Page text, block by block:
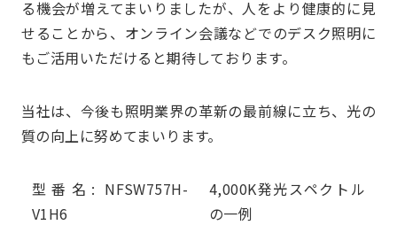
る機会が増えてまいりましたが、人をより健康的に見
せることから、オンライン会議などでのデスク照明に
もご活用いただけると期待しております。
当社は、今後も照明業界の革新の最前線に立ち、光の
質の向上に努めてまいります。
型番名: NFSW757H-
V1H6
4,000K発光スペクトル
の一例